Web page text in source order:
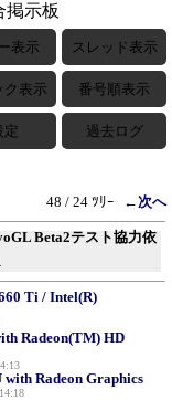
掲示板
表示 スレッド表示
ク表示 番号順表示
定 過去ログ
48 / 24 ﾂﾘｰ
←次へ
Beta2テスト協力依
Ti / Intel(R)
Radeon(TM) HD
with Radeon Graphics